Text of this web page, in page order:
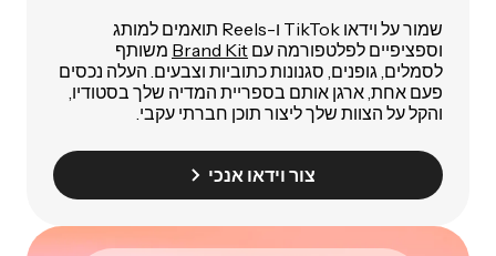
שמור על וידאו TikTok ו-Reels תואמים למותג
וספציפיים לפלטפורמה עם Brand Kit משותף
לסמלים, גופנים, סגנונות כתוביות וצבעים. העלה נכסים
פעם אחת, ארגן אותם בספריית המדיה שלך בסטודיו,
והקל על הצוות שלך ליצור תוכן חברתי עקבי.
צור וידאו אנכי